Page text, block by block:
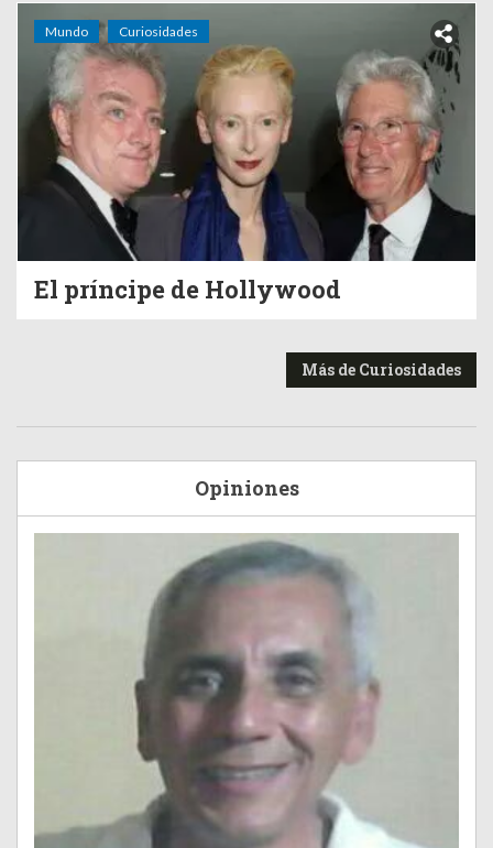
Mundo Curiosidades
El príncipe de Hollywood
Más de Curiosidades
Opiniones